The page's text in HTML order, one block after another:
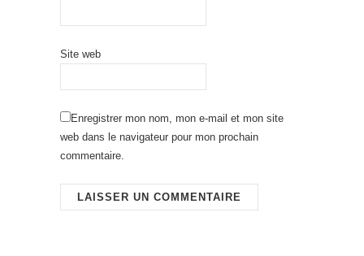
Site web
Enregistrer mon nom, mon e-mail et mon site
web dans le navigateur pour mon prochain
commentaire.